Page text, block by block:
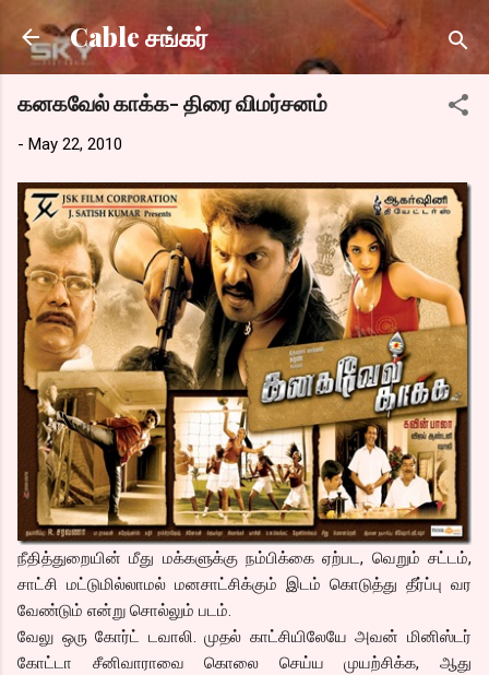
Skip to main content
Cable சங்கர்
கனகவேல் காக்க- திரை விமர்சனம்
- May 22, 2010
நீதித்துறையின் மீது மக்களுக்கு நம்பிக்கை ஏற்பட, வெறும் சட்டம்,
சாட்சி மட்டுமில்லாமல் மனசாட்சிக்கும் இடம் கொடுத்து தீர்ப்பு வர
வேண்டும் என்று சொல்லும் படம்.
வேலு ஒரு கோர்ட் டவாலி. முதல் காட்சியிலேயே அவன் மினிஸ்டர்
கோட்டா சீனிவாராவை கொலை செய்ய முயற்சிக்க, ஆது